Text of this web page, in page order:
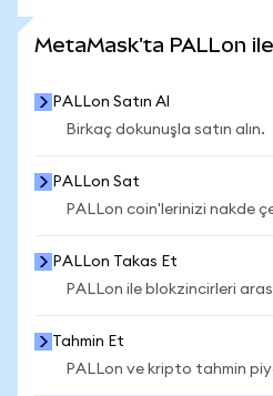
MetaMask'ta PALLon ile
PALLon Satın Al
Birkaç dokunuşla satın alın.
PALLon Sat
PALLon coin'lerinizi nakde
PALLon Takas Et
PALLon ile blokzincirleri
Tahmin Et
PALLon ve kripto tahmin